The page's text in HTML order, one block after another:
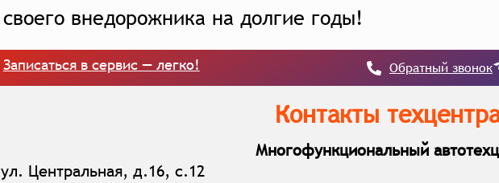
своего внедорожника на долгие годы!
Записаться в сервис — легко! Обратный звонок
Контакты
Многофункциональный
ул. Центральная, д.16, с.12